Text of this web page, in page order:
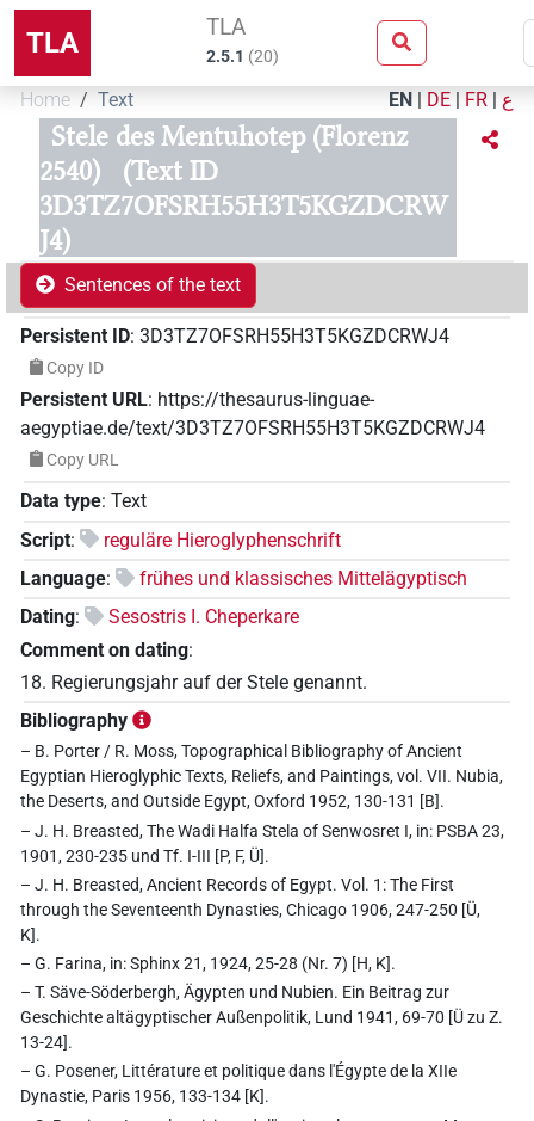
TLA TLA
2.5.1 (20)
Home Text EN | DE | FR | ع
Stele des Mentuhotep (Florenz
2540)
(Text ID
3D3TZ7OFSRH55H3T5KGZDCRW
J4)
Sentences of the text
Persistent ID: 3D3TZ7OFSRH55H3T5KGZDCRWJ4
Copy ID
Persistent URL: https://thesaurus-linguae-
aegyptiae.de/text/3D3TZ7OFSRH55H3T5KGZDCRWJ4
Copy URL
Data type: Text
Script:
reguläre Hieroglyphenschrift
Language:
frühes und klassisches Mittelägyptisch
Dating:
Sesostris I. Cheperkare
Comment on dating:
18. Regierungsjahr auf der Stele genannt.
Bibliography
– B. Porter / R. Moss, Topographical Bibliography of Ancient
Egyptian Hieroglyphic Texts, Reliefs, and Paintings, vol. VII. Nubia,
the Deserts, and Outside Egypt, Oxford 1952, 130-131 [B].
– J. H. Breasted, The Wadi Halfa Stela of Senwosret I, in: PSBA 23,
1901, 230-235 und Tf. I-III [P, F, Ü].
– J. H. Breasted, Ancient Records of Egypt. Vol. 1: The First
through the Seventeenth Dynasties, Chicago 1906, 247-250 [Ü,
K].
– G. Farina, in: Sphinx 21, 1924, 25-28 (Nr. 7) [H, K].
– T. Säve-Söderbergh, Ägypten und Nubien. Ein Beitrag zur
Geschichte altägyptischer Außenpolitik, Lund 1941, 69-70 [Ü zu Z.
13-24].
– G. Posener, Littérature et politique dans l'Égypte de la XIIe
Dynastie, Paris 1956, 133-134 [K].